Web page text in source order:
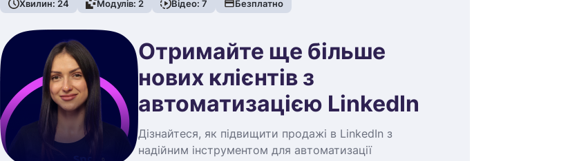
Хвилин: 24 Модулів: 2 Відео: 7 Безплатно
Отримайте ще більше
нових клієнтів з
автоматизацією LinkedIn
Дізнайтеся, як підвищити продажі в LinkedIn з
надійним інструментом для автоматизації